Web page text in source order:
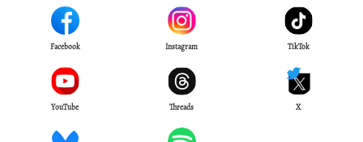
Facebook Instagram TikTok
YouTube Threads X